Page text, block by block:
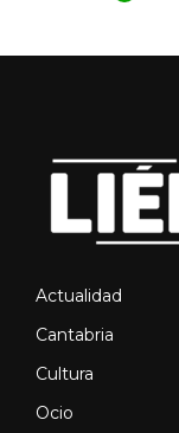
Actualidad
Cantabria
Cultura
Ocio